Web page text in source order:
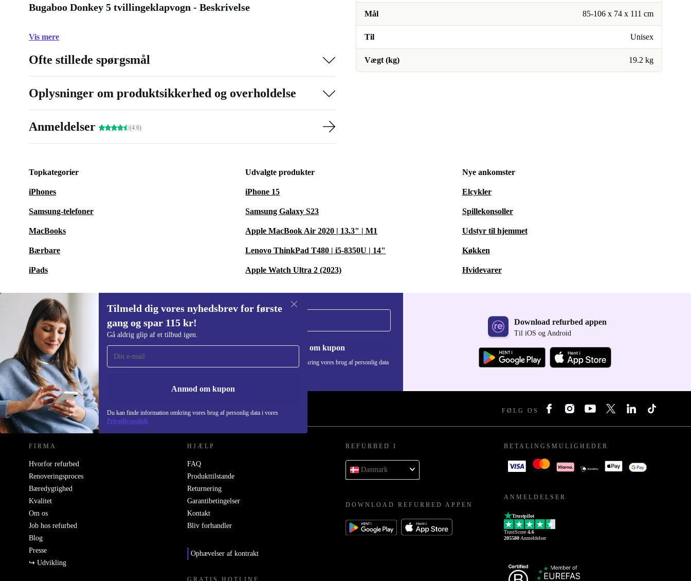
Mål 85-106 x 74 x 111 cm
Til Unisex
Vægt (kg) 19.2 kg
Bugaboo Donkey 5 tvillingeklapvogn - Beskrivelse
Vis mere
Ofte stillede spørgsmål
Oplysninger om produktsikkerhed og overholdelse
Anmeldelser (4.6)
Topkategorier
iPhones
Samsung-telefoner
MacBooks
Bærbare
iPads
Udvalgte produkter
iPhone 15
Samsung Galaxy S23
Apple MacBook Air 2020 | 13.3" | M1
Lenovo ThinkPad T480 | i5-8350U | 14"
Apple Watch Ultra 2 (2023)
Nye ankomster
Elcykler
Spillekonsoller
Udstyr til hjemmet
Køkken
Hvidevarer
Tilmeld dig vores nyhedsbrev for første
gang og spar 115 kr!
Gå aldrig glip af et tilbud igen.
Anmod om kupon
Du kan finde information omkring vores brug af personlig data i vores
Privatlivspolitik
Tilmeld dig vores nyhedsbrev for første
gang og spar 115 kr!
Gå aldrig glip af et tilbud igen.
Anmod om kupon
Du kan finde information omkring vores brug af personlig data
Download refurbed appen
Til iOS og Android
REFURBED DANMARK - RETHINK NEW. FØLG OS
FIRMA
Hvorfor refurbed
Renoveringsproces
Bæredygtighed
Kvalitet
Om os
Job hos refurbed
Blog
Presse
↪ Udvikling
HJÆLP
FAQ
Produkttilstande
Returnering
Garantibetingelser
Kontakt
Bliv forhandler
Ophævelser af kontrakt
GRATIS HOTLINE
REFURBED I
Danmark
DOWNLOAD REFURBED APPEN
BETALINGSMULIGHEDER
ANMELDELSER
Trustpilot
TrustScore 4.6
205580 Anmeldelser